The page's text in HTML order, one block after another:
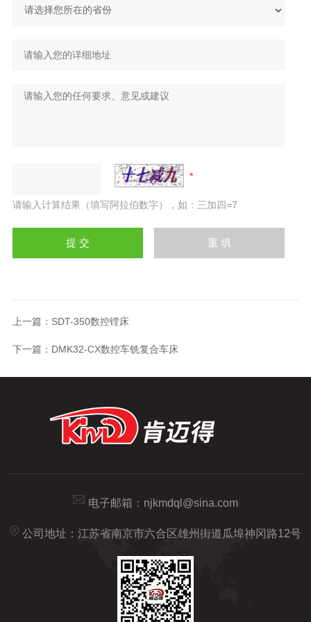
请输入计算结果（填写阿拉伯数字），如：三加四=7
上一篇： SDT-350数控镗床
下一篇： DMK32-CX数控车铣复合车床
电子邮箱： njkmdql@sina.com
公司地址：江苏省南京市六合区雄州街道瓜埠神冈路12号